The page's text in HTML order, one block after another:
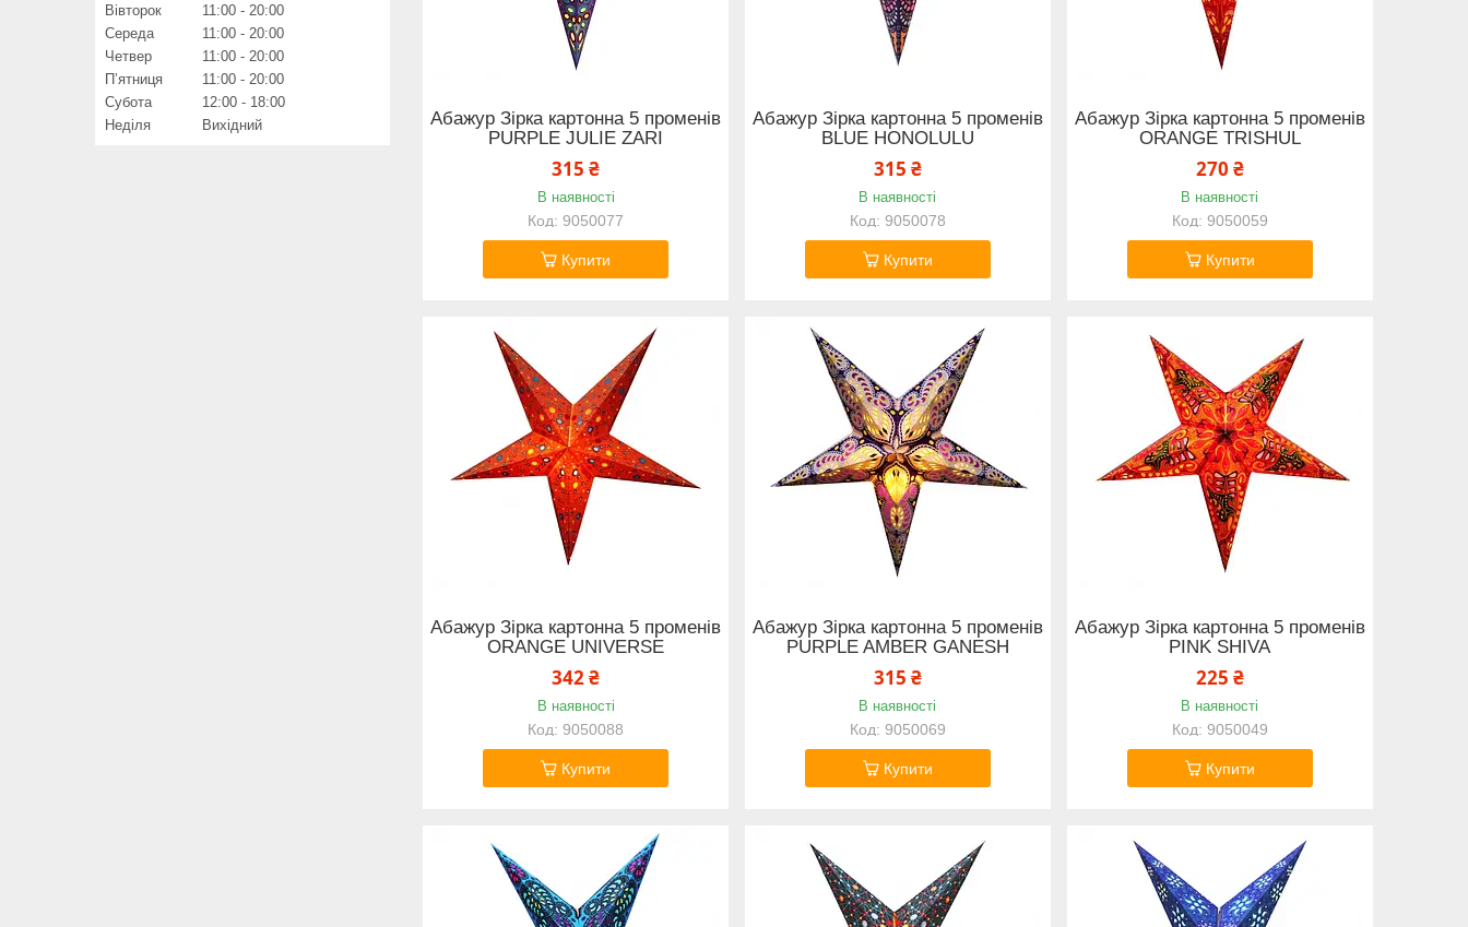
Абажур Зірка картонна 5 променів
PURPLE JULIE ZARI
315 ₴
В наявності
9050077
Купити
Абажур Зірка картонна 5 променів
BLUE HONOLULU
315 ₴
В наявності
9050078
Купити
Абажур Зірка картонна 5 променів
ORANGE TRISHUL
270 ₴
В наявності
9050059
Купити
Абажур Зірка картонна 5 променів
ORANGE UNIVERSE
342 ₴
В наявності
9050088
Купити
Абажур Зірка картонна 5 променів
PURPLE AMBER GANESH
315 ₴
В наявності
9050069
Купити
Абажур Зірка картонна 5 променів
PINK SHIVA
225 ₴
В наявності
9050049
Купити
Вівторок
11:00
20:00
Середа
11:00
20:00
Четвер
11:00
20:00
Пʼятниця
11:00
20:00
Субота
12:00
18:00
Неділя
Вихідний